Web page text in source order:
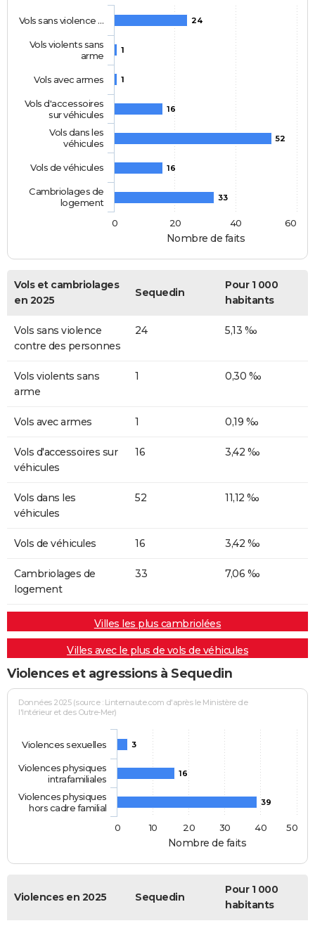
Nombre de faits
24
1
1
16
52
16
33
Vols sans violence …
Vols violents sans
arme
Vols avec armes
Vols d'accessoires
sur véhicules
Vols dans les
véhicules
Vols de véhicules
Cambriolages de
logement
0
20 40 60
Vols et cambriolages
en 2025
Sequedin
Pour 1 000
habitants
Vols sans violence
contre des personnes
24 5,13 ‰
Vols violents sans
arme
1 0,30 ‰
Vols avec armes 1 0,19 ‰
Vols d'accessoires sur
véhicules
16 3,42 ‰
Vols dans les
véhicules
52 11,12 ‰
Vols de véhicules 16 3,42 ‰
Cambriolages de
logement
33 7,06 ‰
Villes les plus cambriolées
Villes avec le plus de vols de véhicules
Violences et agressions à Sequedin
Nombre de faits
Données 2025 (source : Linternaute.com d'après le Ministère de
l'Intérieur et des Outre-Mer)
3
16
39
Violences sexuelles
Violences physiques
intrafamiliales
Violences physiques
hors cadre familial
0
10 20 30 40 50
Violences en 2025 Sequedin
Pour 1 000
habitants